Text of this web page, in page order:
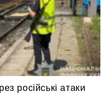
російські атаки